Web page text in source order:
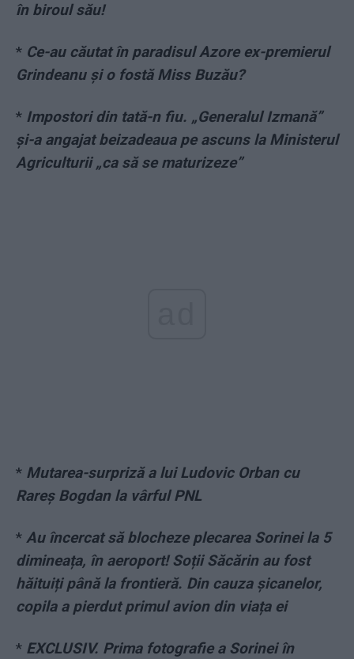
în biroul său!
* Ce-au căutat în paradisul Azore ex-premierul
Grindeanu şi o fostă Miss Buzău?
* Impostori din tată-n fiu. „Generalul Izmană”
și-a angajat beizadeaua pe ascuns la Ministerul
Agriculturii „ca să se maturizeze”
* Mutarea-surpriză a lui Ludovic Orban cu
Rareş Bogdan la vârful PNL
* Au încercat să blocheze plecarea Sorinei la 5
dimineața, în aeroport! Soții Săcărin au fost
hăituiți până la frontieră. Din cauza șicanelor,
copila a pierdut primul avion din viața ei
* EXCLUSIV. Prima fotografie a Sorinei în